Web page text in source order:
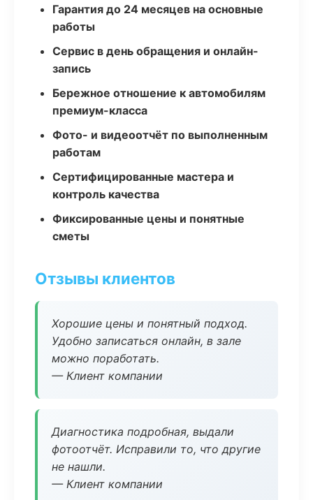
Гарантия до 24 месяцев на основные
работы
Сервис в день обращения и онлайн-
запись
Бережное отношение к автомобилям
премиум-класса
Фото- и видеоотчёт по выполненным
работам
Сертифицированные мастера и
контроль качества
Фиксированные цены и понятные
сметы
Отзывы клиентов
Хорошие цены и понятный подход.
Удобно записаться онлайн, в зале
можно поработать.
— Клиент компании
Диагностика подробная, выдали
фотоотчёт. Исправили то, что другие
не нашли.
— Клиент компании